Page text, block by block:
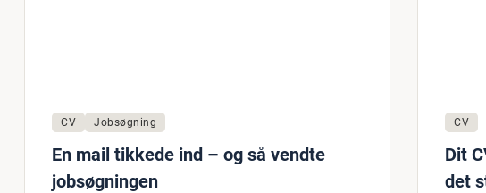
CV Jobsøgning
En mail tikkede ind – og så vendte
jobsøgningen
CV
Dit
det